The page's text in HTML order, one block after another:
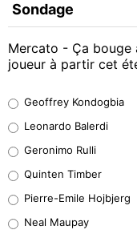
Sondage
Mercato - Ça bouge
joueur à partir cet
38%
32%
5%
Geoffrey Kondogbia
Leonardo Balerdi
Geronimo Rulli
Quinten Timber
Pierre-Emile Hojbjerg
Neal Maupay